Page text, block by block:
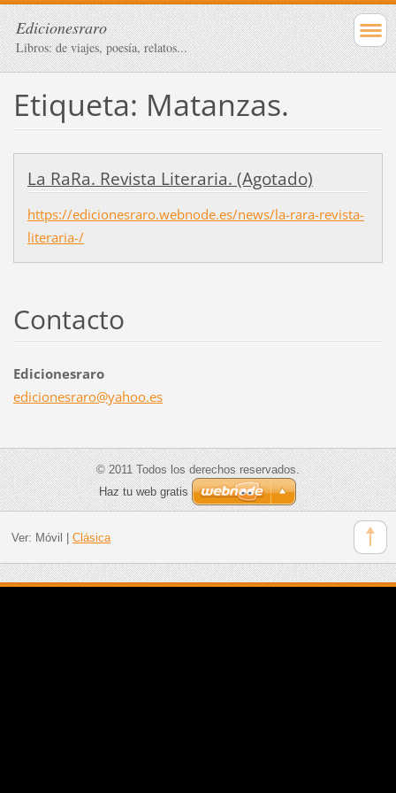
Edicionesraro
Libros: de viajes, poesía, relatos...
Etiqueta: Matanzas.
La RaRa. Revista Literaria. (Agotado)
https://edicionesraro.webnode.es/news/la-rara-revista-
literaria-/
Contacto
Edicionesraro
edicionesraro@yahoo.es
© 2011 Todos los derechos reservados.
Haz tu web gratis
Ver: Móvil Clásica